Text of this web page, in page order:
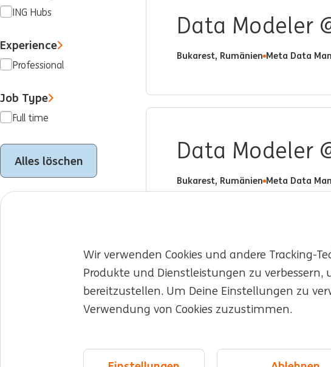
ING Hubs
Experience
Professional
Job Type
Full time
Alles löschen
Data Modeler
Bukarest, Rumänien Meta Data
Data Modeler
Bukarest, Rumänien Meta Data
Arbeiten bei der ING
Expertise und Teams
Young Talents
Vielfalt und
Datenschutzerklärung Cookie
Wir verwenden Cookies und andere Tracking-
Produkte und Dienstleistungen zu
bereitzustellen. Um Deine Einstellungen zu
Verwendung von Cookies zuzustimmen.